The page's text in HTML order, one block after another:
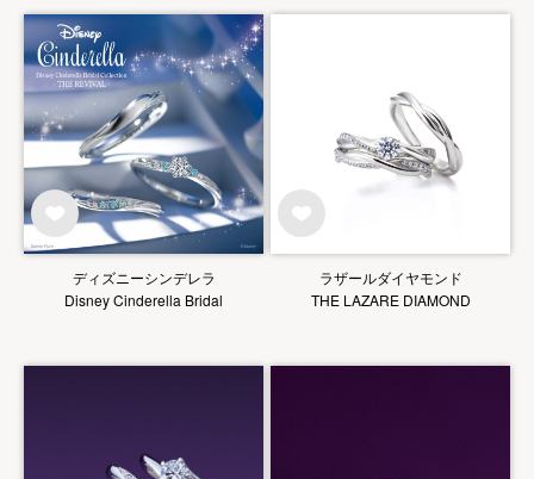
ディズニーシンデレラ
Disney Cinderella Bridal
ラザールダイヤモンド
THE LAZARE DIAMOND